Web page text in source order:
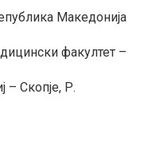
Македонија
факултет –
– Скопје, Р.